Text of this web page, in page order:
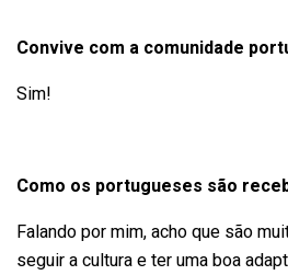
Convive com a comunidade
Sim!
Como os portugueses são
Falando por mim, acho que são
seguir a cultura e ter uma boa